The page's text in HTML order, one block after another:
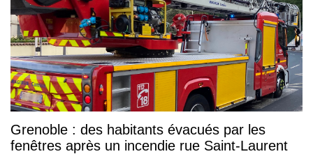
Grenoble : des habitants évacués par les
fenêtres après un incendie rue Saint-Laurent